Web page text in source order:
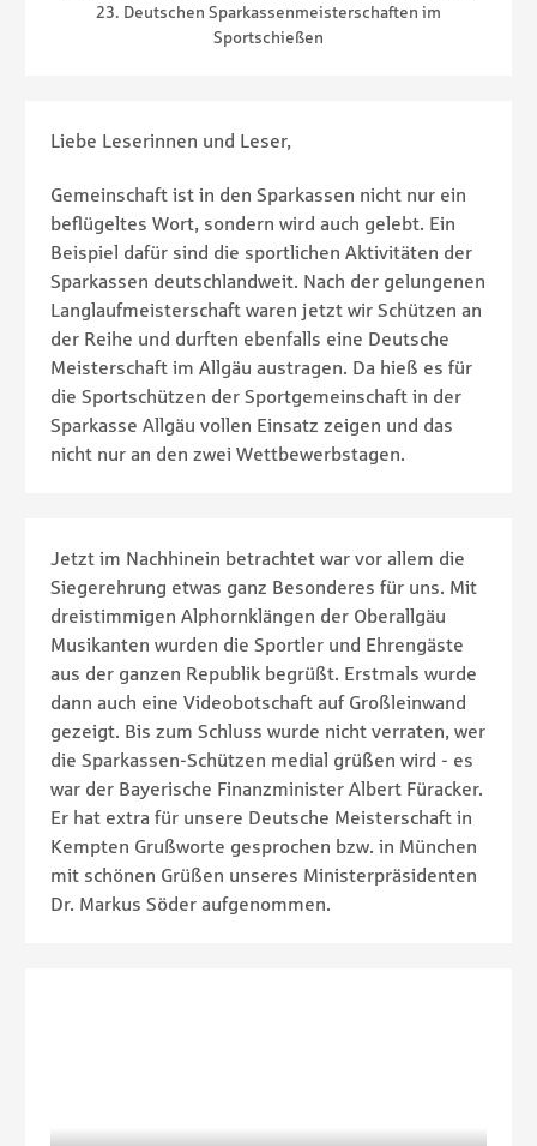
23. Deutschen Sparkassenmeisterschaften im
Sportschießen
Liebe Leserinnen und Leser,
Gemeinschaft ist in den Sparkassen nicht nur ein
beflügeltes Wort, sondern wird auch gelebt. Ein
Beispiel dafür sind die sportlichen Aktivitäten der
Sparkassen deutschlandweit. Nach der gelungenen
Langlaufmeisterschaft waren jetzt wir Schützen an
der Reihe und durften ebenfalls eine Deutsche
Meisterschaft im Allgäu austragen. Da hieß es für
die Sportschützen der Sportgemeinschaft in der
Sparkasse Allgäu vollen Einsatz zeigen und das
nicht nur an den zwei Wettbewerbstagen.
Jetzt im Nachhinein betrachtet war vor allem die
Siegerehrung etwas ganz Besonderes für uns. Mit
dreistimmigen Alphornklängen der Oberallgäu
Musikanten wurden die Sportler und Ehrengäste
aus der ganzen Republik begrüßt. Erstmals wurde
dann auch eine Videobotschaft auf Großleinwand
gezeigt. Bis zum Schluss wurde nicht verraten, wer
die Sparkassen-Schützen medial grüßen wird - es
war der Bayerische Finanzminister Albert Füracker.
Er hat extra für unsere Deutsche Meisterschaft in
Kempten Grußworte gesprochen bzw. in München
mit schönen Grüßen unseres Ministerpräsidenten
Dr. Markus Söder aufgenommen.